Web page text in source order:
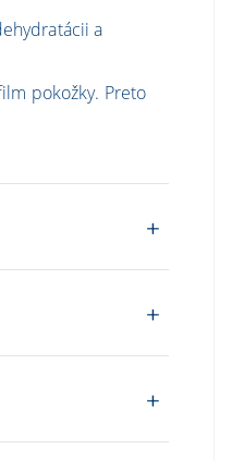
a
pokožky. Preto